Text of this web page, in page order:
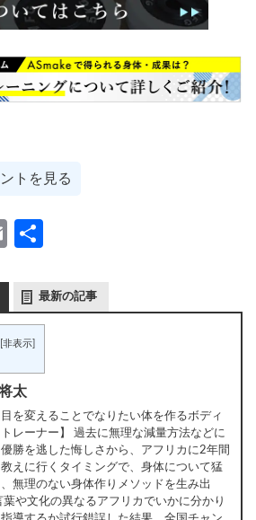
トを見る
Email
最新の記事
非表示
太
目を変えることでなりたい体を作るボディ
トレーナー】 過去に無理な減量方法などに
優勝を逃した悔しさから、アフリカに2年間
えに行くタイミングで、身体について猛
無理のない身体作りメソッドを生み出
葉や文化の異なるアフリカでいかに分かり